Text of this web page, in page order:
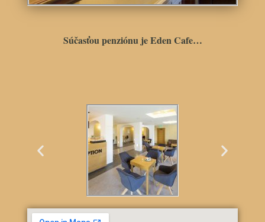
Súčasťou penziónu je Eden Cafe…